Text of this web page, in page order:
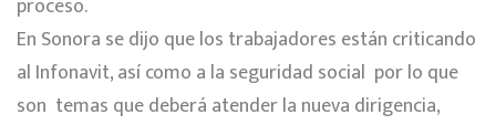
En Sonora se dijo que los trabajadores están criticando
al Infonavit, así como a la seguridad social por lo que
son temas que deberá atender la nueva dirigencia,